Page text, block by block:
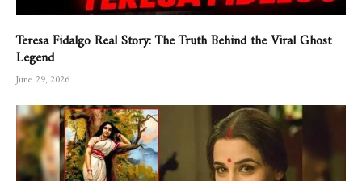
Teresa Fidalgo Real Story: The Truth Behind the Viral Ghost
Legend
June 29, 2026